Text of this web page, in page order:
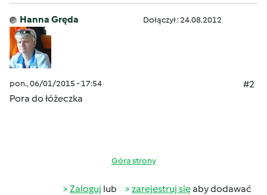
Hanna Gręda Dołączył : 24.08.2012
pon., 06/01/2015 - 17:54
#2
Pora do łóżeczka
Góra strony
Zaloguj lub zarejestruj sięaby dodawać